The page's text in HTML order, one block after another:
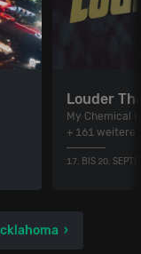
Louder
My Chemical
+ 161 weitere
17. BIS 20.